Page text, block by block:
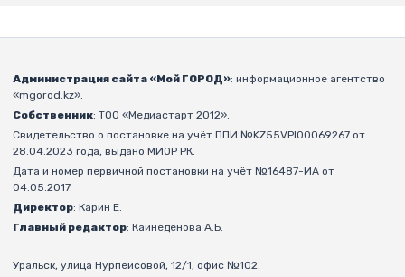
Администрация сайта «Мой ГОРОД»: информационное агентство
«mgorod.kz».
Собственник: ТОО «Медиастарт 2012».
Свидетельство о постановке на учёт ППИ №KZ55VPI00069267 от
28.04.2023 года, выдано МИОР РК.
Дата и номер первичной постановки на учёт №16487-ИА от
04.05.2017.
Директор: Карин Е.
Главный редактор: Кайнеденова А.Б.
Уральск, улица Нурпеисовой, 12/1, офис №102.